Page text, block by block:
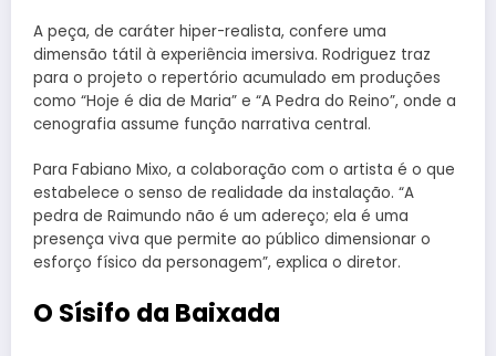
A peça, de caráter hiper-realista, confere uma
dimensão tátil à experiência imersiva. Rodriguez traz
para o projeto o repertório acumulado em produções
como “Hoje é dia de Maria” e “A Pedra do Reino”, onde a
cenografia assume função narrativa central.
Para Fabiano Mixo, a colaboração com o artista é o que
estabelece o senso de realidade da instalação. “A
pedra de Raimundo não é um adereço; ela é uma
presença viva que permite ao público dimensionar o
esforço físico da personagem”, explica o diretor.
O Sísifo da Baixada